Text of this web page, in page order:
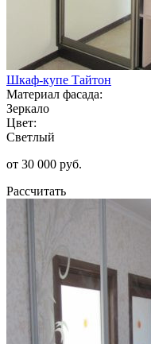
Шкаф-купе Тайтон
Материал фасада:
Зеркало
Цвет:
Светлый
от 30 000 руб.
Рассчитать